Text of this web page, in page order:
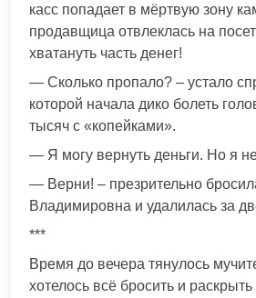
касс попадает в мёртвую зону
продавщица отвлеклась на
хватануть часть денег!
— Сколько пропало? – устало
которой начала дико болеть
тысяч с «копейками».
— Я могу вернуть деньги. Но я
— Верни! – презрительно
Владимировна и удалилась за
***
Время до вечера тянулось
хотелось всё бросить и